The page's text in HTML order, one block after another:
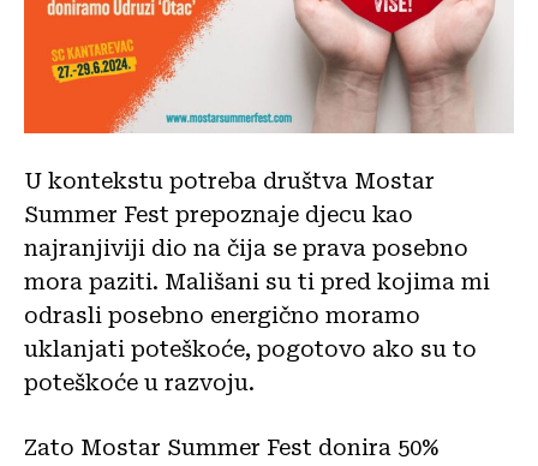
U kontekstu potreba društva Mostar
Summer Fest prepoznaje djecu kao
najranjiviji dio na čija se prava posebno
mora paziti. Mališani su ti pred kojima mi
odrasli posebno energično moramo
uklanjati poteškoće, pogotovo ako su to
poteškoće u razvoju.
Zato Mostar Summer Fest donira 50%